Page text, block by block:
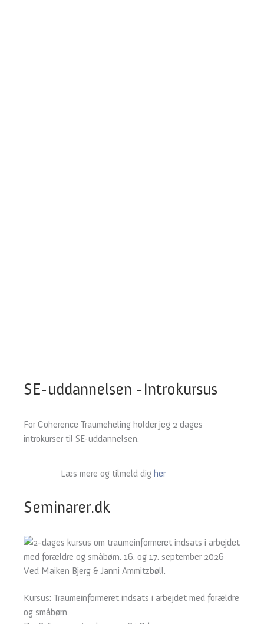
SE-uddannelsen -Introkursus
For Coherence Traumeheling holder jeg 2 dages
introkurser til SE-uddannelsen.
Læs mere og tilmeld dig her
Seminarer.dk
Kursus: Traumeinformeret indsats i arbejdet med forældre
og småbørn.